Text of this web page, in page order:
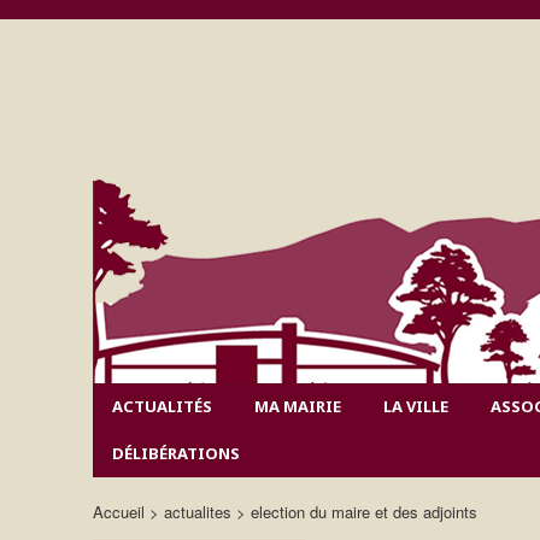
ACTUALITÉS MA MAIRIE LA VILLE
DÉLIBÉRATIONS
Accueil actualites election du maire et des adjoints